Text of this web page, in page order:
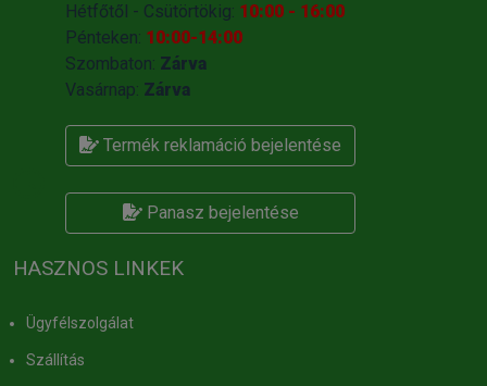
Hétfőtől - Csütörtökig: 10:00 - 16:00
Pénteken: 10:00-14:00
Szombaton: Zárva
Vasárnap: Zárva
Termék reklamáció bejelentése
Panasz bejelentése
HASZNOS LINKEK
Ügyfélszolgálat
Szállítás